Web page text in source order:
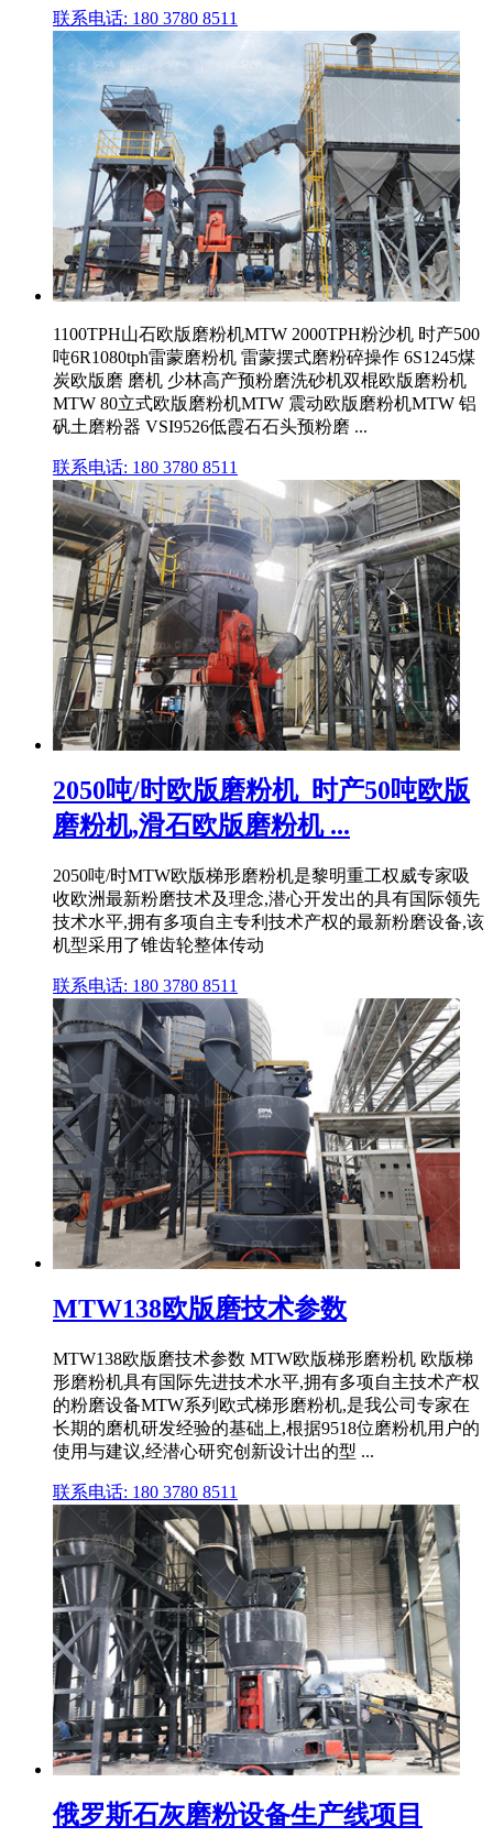
联系电话: 180 3780 8511
1100TPH山石欧版磨粉机MTW 2000TPH粉沙机 时产500
吨6R1080tph雷蒙磨粉机 雷蒙摆式磨粉碎操作 6S1245煤
炭欧版磨 磨机 少林高产预粉磨洗砂机双棍欧版磨粉机
MTW 80立式欧版磨粉机MTW 震动欧版磨粉机MTW 铝
矾土磨粉器 VSI9526低霞石石头预粉磨 ...
联系电话: 180 3780 8511
2050吨/时欧版磨粉机_时产50吨欧版
磨粉机,滑石欧版磨粉机 ...
2050吨/时MTW欧版梯形磨粉机是黎明重工权威专家吸
收欧洲最新粉磨技术及理念,潜心开发出的具有国际领先
技术水平,拥有多项自主专利技术产权的最新粉磨设备,该
机型采用了锥齿轮整体传动
联系电话: 180 3780 8511
MTW138欧版磨技术参数
MTW138欧版磨技术参数 MTW欧版梯形磨粉机 欧版梯
形磨粉机具有国际先进技术水平,拥有多项自主技术产权
的粉磨设备MTW系列欧式梯形磨粉机,是我公司专家在
长期的磨机研发经验的基础上,根据9518位磨粉机用户的
使用与建议,经潜心研究创新设计出的型 ...
联系电话: 180 3780 8511
俄罗斯石灰磨粉设备生产线项目